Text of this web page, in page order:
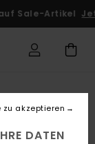
Sale-Artikel
DATEN
zu akzeptieren